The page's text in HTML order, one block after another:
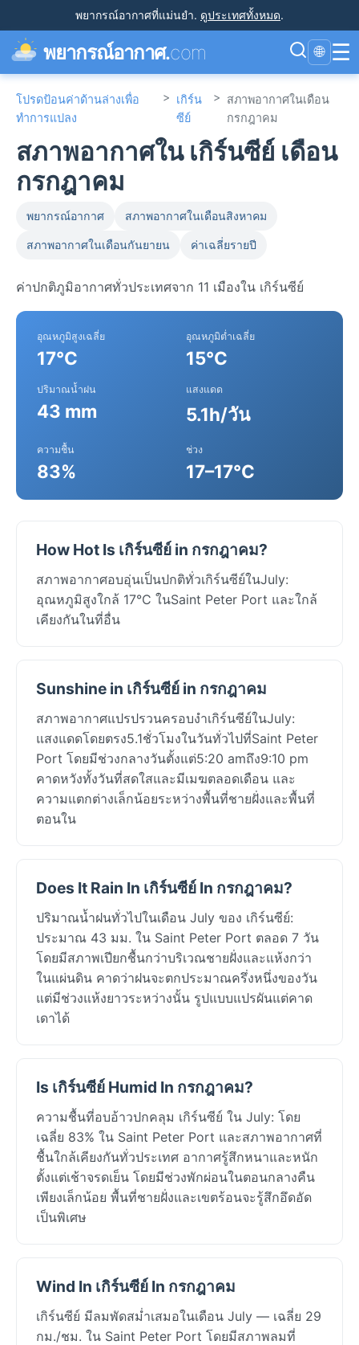
พยากรณ์อากาศที่แม่นยำ. ดูประเทศทั้งหมด.
พยากรณ์อากาศ.com 🌐 ☰
โปรดป้อนค่าด้านล่างเพื่อ
ทำการแปลง
> เกิร์น
ซีย์
> สภาพอากาศในเดือน
กรกฎาคม
สภาพอากาศใน เกิร์นซีย์ เดือน
กรกฎาคม
พยากรณ์อากาศ สภาพอากาศในเดือนสิงหาคม
สภาพอากาศในเดือนกันยายน ค่าเฉลี่ยรายปี
ค่าปกติภูมิอากาศทั่วประเทศจาก 11 เมืองใน เกิร์นซีย์
อุณหภูมิสูงเฉลี่ย
17°C
อุณหภูมิต่ำเฉลี่ย
15°C
ปริมาณน้ำฝน
43 mm
แสงแดด
5.1h/วัน
ความชื้น
83%
ช่วง
17–17°C
How Hot Is เกิร์นซีย์ in กรกฎาคม?
สภาพอากาศอบอุ่นเป็นปกติทั่วเกิร์นซีย์ในJuly:
อุณหภูมิสูงใกล้ 17°C ในSaint Peter Port และใกล้
เคียงกันในที่อื่น
Sunshine in เกิร์นซีย์ in กรกฎาคม
สภาพอากาศแปรปรวนครอบงำเกิร์นซีย์ในJuly:
แสงแดดโดยตรง5.1ชั่วโมงในวันทั่วไปที่Saint Peter
Port โดยมีช่วงกลางวันตั้งแต่5:20 amถึง9:10 pm
คาดหวังทั้งวันที่สดใสและมีเมฆตลอดเดือน และ
ความแตกต่างเล็กน้อยระหว่างพื้นที่ชายฝั่งและพื้นที่
ตอนใน
Does It Rain In เกิร์นซีย์ In กรกฎาคม?
ปริมาณน้ำฝนทั่วไปในเดือน July ของ เกิร์นซีย์:
ประมาณ 43 มม. ใน Saint Peter Port ตลอด 7 วัน
โดยมีสภาพเปียกชื้นกว่าบริเวณชายฝั่งและแห้งกว่า
ในแผ่นดิน คาดว่าฝนจะตกประมาณครึ่งหนึ่งของวัน
แต่มีช่วงแห้งยาวระหว่างนั้น รูปแบบแปรผันแต่คาด
เดาได้
Is เกิร์นซีย์ Humid In กรกฎาคม?
ความชื้นที่อบอ้าวปกคลุม เกิร์นซีย์ ใน July: โดย
เฉลี่ย 83% ใน Saint Peter Port และสภาพอากาศที่
ชื้นใกล้เคียงกันทั่วประเทศ อากาศรู้สึกหนาและหนัก
ตั้งแต่เช้าจรดเย็น โดยมีช่วงพักผ่อนในตอนกลางคืน
เพียงเล็กน้อย พื้นที่ชายฝั่งและเขตร้อนจะรู้สึกอึดอัด
เป็นพิเศษ
Wind In เกิร์นซีย์ In กรกฎาคม
เกิร์นซีย์ มีลมพัดสม่ำเสมอในเดือน July — เฉลี่ย 29
กม./ชม. ใน Saint Peter Port โดยมีสภาพลมที่